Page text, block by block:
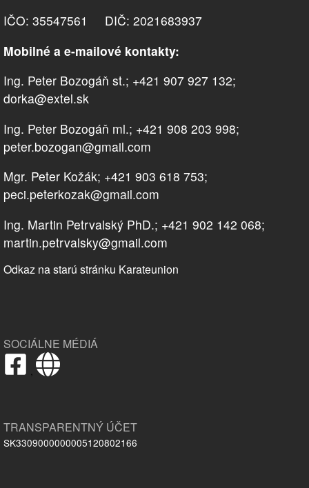
IČO: 35547561 DIČ: 2021683937
Mobilné a e-mailové kontakty:
Ing. Peter Bozogáň st.; +421 907 927 132;
dorka@extel.sk
Ing. Peter Bozogáň ml.; +421 908 203 998;
peter.bozogan@gmail.com
Mgr. Peter Kožák; +421 903 618 753;
peci.peterkozak@gmail.com
Ing. Martin Petrvalský PhD.; +421 902 142 068;
martin.petrvalsky@gmail.com
Odkaz na starú stránku Karateunion
SOCIÁLNE MÉDIÁ
,
TRANSPARENTNÝ ÚČET
SK3309000000005120802166